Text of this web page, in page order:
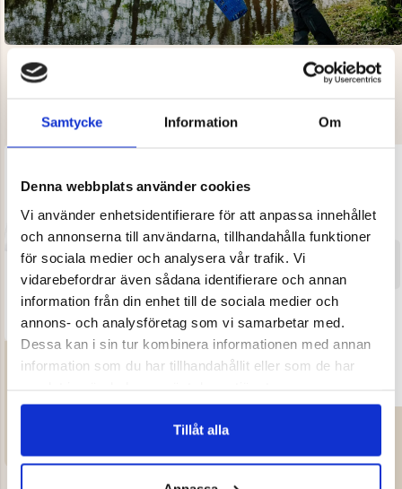
Samtycke Information Om
Denna webbplats använder cookies
Vi använder enhetsidentifierare för att anpassa innehållet
och annonserna till användarna, tillhandahålla funktioner
för sociala medier och analysera vår trafik. Vi
vidarebefordrar även sådana identifierare och annan
information från din enhet till de sociala medier och
annons- och analysföretag som vi samarbetar med.
Dessa kan i sin tur kombinera informationen med annan
information som du har tillhandahållit eller som de har
Tillåt alla
SLUT I LAGER
KAPSLAD - BLÅ
199 kr
SLUT I LAGER
FISKESET WEEKEND
399 kr